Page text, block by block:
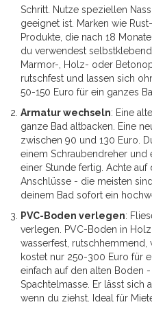
Schritt. Nutze speziellen
geeignet ist. Marken wie
Produkte, die nach 18
du verwendest
Marmor-, Holz- oder
rutschfest und lassen sich
50-150 Euro für ein ganzes
Armatur wechseln: Eine
ganze Bad altbacken. Eine
zwischen 90 und 130 Euro.
einem Schraubendreher und
einer Stunde fertig. Achte
Anschlüsse - die meisten
deinem Bad sofort ein
PVC-Boden verlegen:
verlegen. PVC-Boden in
wasserfest, rutschhemmend,
kostet nur 250-300 Euro für
einfach auf den alten Boden
Spachtelmasse. Er lässt sich
wenn du ziehst. Ideal für